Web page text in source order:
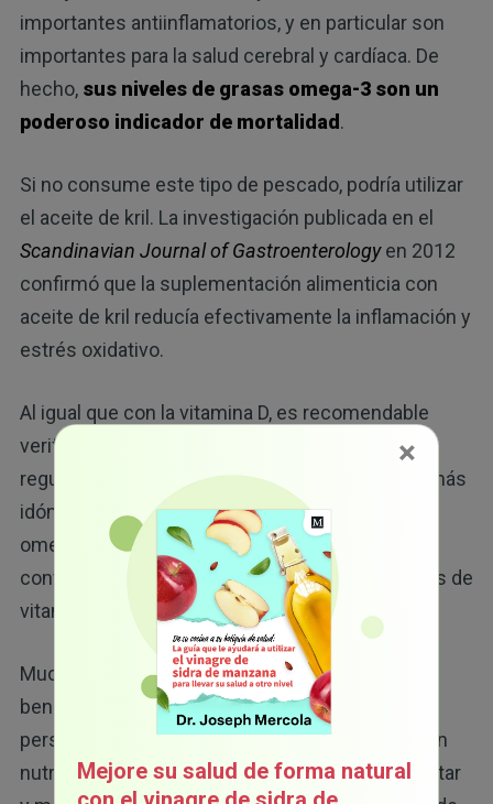
importantes antiinflamatorios, y en particular son
importantes para la salud cerebral y cardíaca. De
hecho, sus niveles de grasas omega-3 son un
poderoso indicador de mortalidad .
Si no consume este tipo de pescado, podría utilizar
el aceite de kril. La investigación publicada en el
Scandinavian Journal of Gastroenterologyen 2012
confirmó que la suplementación alimenticia con
aceite de kril reducía efectivamente la inflamación y
estrés oxidativo.
Al igual que con la vitamina D, es recomendable
verificar su índice de grasas omega-3 con
regularidad para garantizar su optimización. Lo más
idóneo es mantener un índice del 8 % de grasas
omega-3. (GrassrootsHealth ofrece una prueba
conveniente y económica para medir sus niveles de
vitamina D y grasas omega-3).
Muchos tipos de té también le proporcionan
beneficios antiinflamatorios a la mayoría de las
personas. El té matcha es el té verde más rico en
nutrientes y viene en forma de polvo sin fermentar
×
Mejore su salud de forma natural